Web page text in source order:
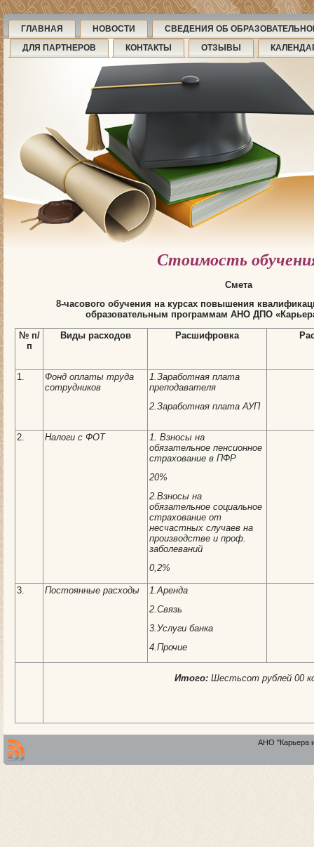
ГЛАВНАЯ НОВОСТИ
СВЕДЕНИЯ ОБ
ДЛЯ ПАРТНЕРОВ
КОНТАКТЫ ОТЗЫВЫ
Стоимость
Смета
8-часового обучения на курсах повышения
образовательным программам АНО ДПО
№ п/
п
Виды расходов Расшифровка
1.
Фонд оплаты труда
сотрудников
1.Заработная плата
преподавателя
2.Заработная плата АУП
2. Налоги с ФОТ
1. Взносы на
обязательное пенсионное
страхование в ПФР
20%
2.Взносы на
обязательное социальное
страхование от
несчастных случаев на
производстве и проф.
заболеваний
0,2%
3. Постоянные расходы
1.Аренда
2.Связь
3.Услуги банка
4.Прочие
Итого: Шестьсот рублей 00
АНО "Карьера